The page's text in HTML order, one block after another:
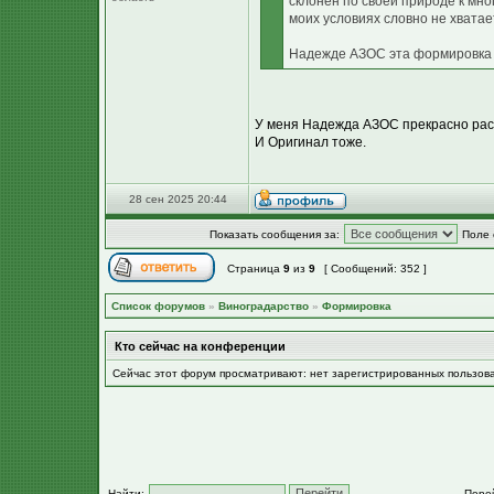
моих условиях словно не
Надежде АЗОС эта формировка
У меня Надежда АЗОС прекрасно
И Оригинал тоже.
28 сен 2025 20:44
Показать сообщения за: Поле
Страница 9 из 9 [ Сообщений: 352 ]
Список форумов » Виноградарство » Формировка
Кто сейчас на конференции
Сейчас этот форум просматривают: нет зарегистрированных